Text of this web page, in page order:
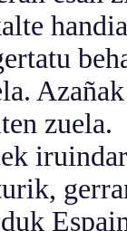
zuela.
gerrari